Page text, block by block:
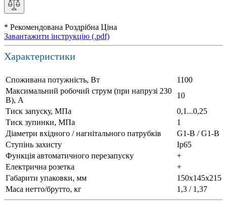
* Рекомендована Роздрібна Ціна
Завантажити інструкцію (.pdf)
Характеристики
Споживана потужність, Вт
1100
Максимальний робочий струм (при напрузі 230
В), А
10
Тиск запуску, МПа
0,1...0,25
Тиск зупинки, МПа
1
Діаметри вхідного / нагнітального патрубків
G1-B / G1-B
Ступінь захисту
Ip65
Функція автоматичного перезапуску
+
Електрична розетка
+
Габарити упаковки, мм
150х145х215
Маса нетто/брутто, кг
1,3 / 1,37